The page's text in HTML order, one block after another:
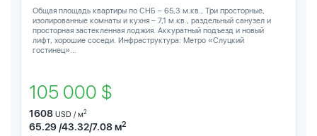
Общая площадь квартиры по СНБ – 65,3 м.кв., Три просторные,
изолированные комнаты и кухня – 7,1 м.кв., раздельный санузел и
просторная застекленная лоджия. Аккуратный подъезд и новый
лифт, хорошие соседи. Инфраструктура: Метро «Слуцкий
гостинец»...
105 000 $
1608 USD / м2
65.29 /43.32/7.08 м2